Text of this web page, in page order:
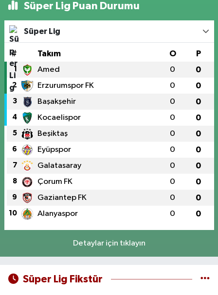
Süper Lig Puan Durumu
Süper Lig
# Takım O P
1 Amed 0 0
2 Erzurumspor FK 0 0
3 Başakşehir 0 0
4 Kocaelispor 0 0
5 Beşiktaş 0 0
6 Eyüpspor 0 0
7 Galatasaray 0 0
8 Çorum FK 0 0
9 Gaziantep FK 0 0
10 Alanyaspor 0 0
Detaylar için tıklayın
Süper Lig Fikstür